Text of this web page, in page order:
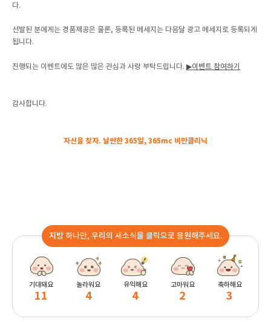
다.
선발된 분에게는 경품제공은 물론, 등록된 메세지는 다음달 광고 메세지로 등록되게
됩니다.
진행되는 이벤트에도 많은 많은 관심과 사랑 부탁드립니다. ▶이벤트 참여하기
감사합니다.
자신을 찾자. 날씬한 365일, 365mc 비만클리닉
지방 하나만, 우리의 새소식을 클릭으로 응원해주세요.
기대돼요
11
놀라워요
4
유익해요
4
고마워요
2
축하해요
3